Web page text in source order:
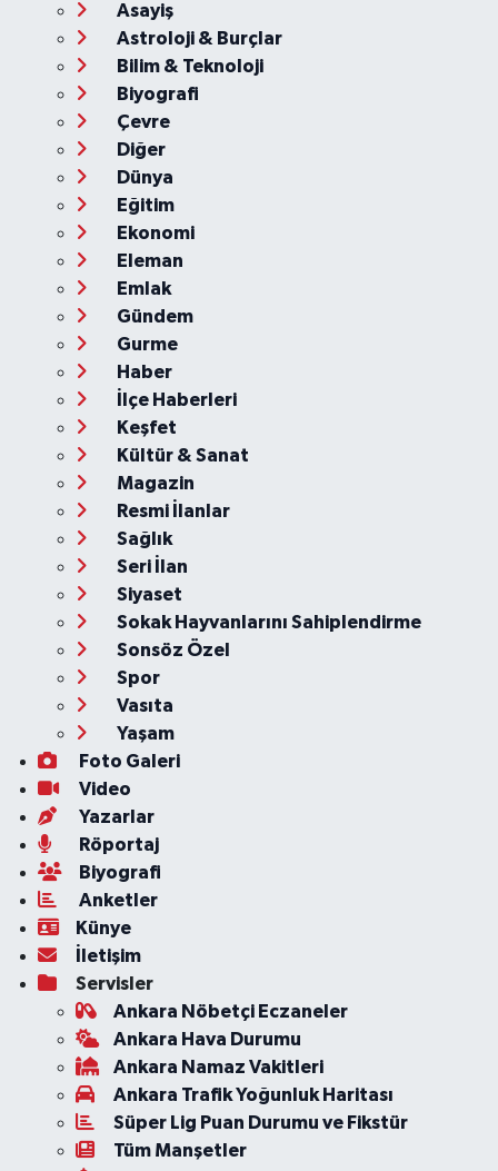
Asayiş
Astroloji & Burçlar
Bilim & Teknoloji
Biyografi
Çevre
Diğer
Dünya
Eğitim
Ekonomi
Eleman
Emlak
Gündem
Gurme
Haber
İlçe Haberleri
Keşfet
Kültür & Sanat
Magazin
Resmi İlanlar
Sağlık
Seri İlan
Siyaset
Sokak Hayvanlarını Sahiplendirme
Sonsöz Özel
Spor
Vasıta
Yaşam
Foto Galeri
Video
Yazarlar
Röportaj
Biyografi
Anketler
Künye
İletişim
Servisler
Ankara Nöbetçi Eczaneler
Ankara Hava Durumu
Ankara Namaz Vakitleri
Ankara Trafik Yoğunluk Haritası
Süper Lig Puan Durumu ve Fikstür
Tüm Manşetler